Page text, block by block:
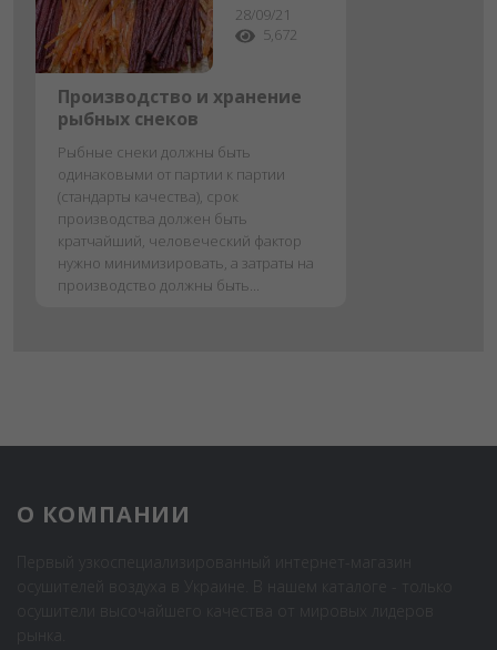
28/09/21
5,672
Производство и хранение
рыбных снеков
Рыбные снеки должны быть
одинаковыми от партии к партии
(стандарты качества), срок
производства должен быть
кратчайший, человеческий фактор
нужно минимизировать, а затраты на
производство должны быть...
О КОМПАНИИ